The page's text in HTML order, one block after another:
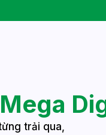
trải qua,